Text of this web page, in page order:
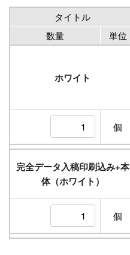
タイトル
数量
単位
ホワイト
個
完全データ入稿印刷込み+本
体（ホワイト）
個